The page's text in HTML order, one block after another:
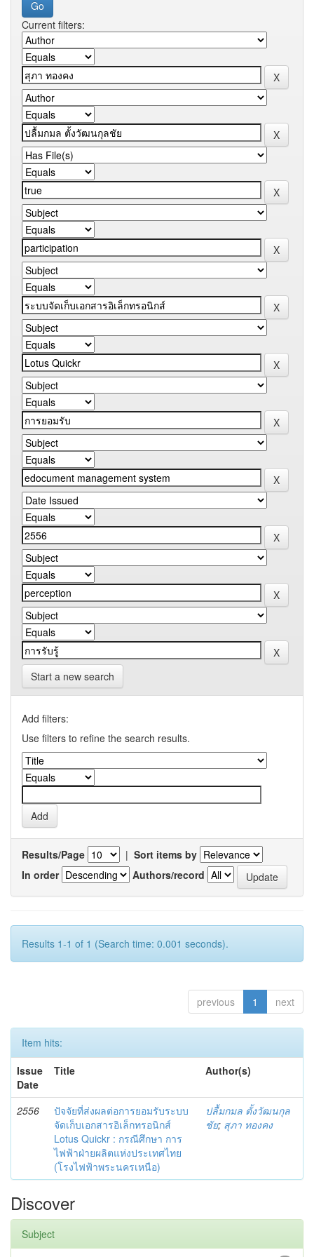
Current filters:
Start a new search
Add filters:
Use filters to refine the search results.
Results/Page | Sort items by
In order
Authors/record
Results 1-1 of 1 (Search time: 0.001 seconds).
previous 1 next
Item hits:
Issue
Date
Title Author(s)
2556
ปัจจัยที่ส่งผลต่อการยอมรับระบบ
จัดเก็บเอกสารอิเล็กทรอนิกส์
Lotus Quickr : กรณีศึกษา การ
ไฟฟ้าฝ่ายผลิตแห่งประเทศไทย
(โรงไฟฟ้าพระนครเหนือ)
ปลื้มกมล ตั้งวัฒนกุล
ชัย; สุภา ทองคง
Discover
Subject